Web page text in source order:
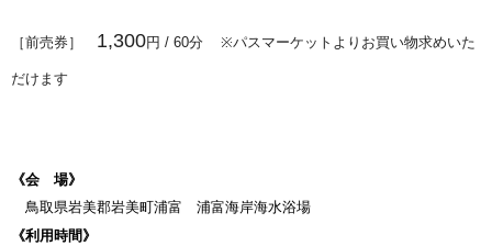
［前売券］ 1,300円 / 60分 ※パスマーケットよりお買い物求めいた
だけます
《会 場》
鳥取県岩美郡岩美町浦富 浦富海岸海水浴場
《利用時間》